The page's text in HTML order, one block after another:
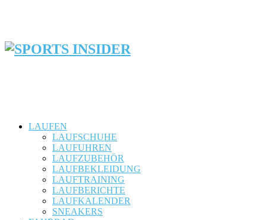
LAUFEN
LAUFSCHUHE
LAUFUHREN
LAUFZUBEHÖR
LAUFBEKLEIDUNG
LAUFTRAINING
LAUFBERICHTE
LAUFKALENDER
SNEAKERS